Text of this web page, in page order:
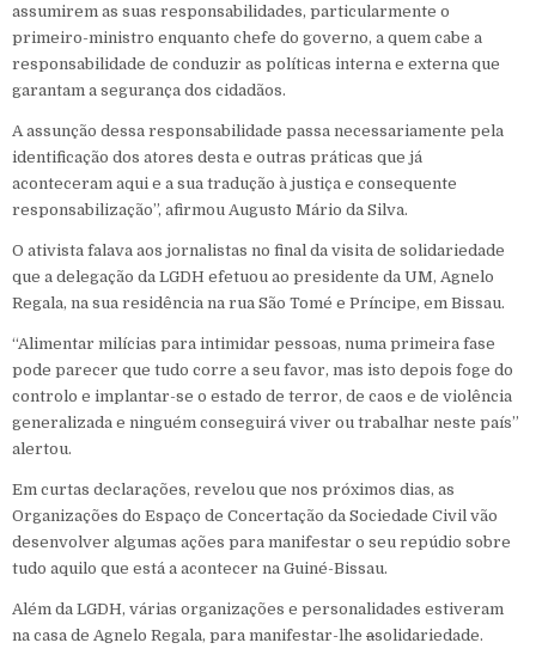
assumirem as suas responsabilidades, particularmente o
primeiro-ministro enquanto chefe do governo, a quem cabe a
responsabilidade de conduzir as políticas interna e externa que
garantam a segurança dos cidadãos.
A assunção dessa responsabilidade passa necessariamente pela
identificação dos atores desta e outras práticas que já
aconteceram aqui e a sua tradução à justiça e consequente
responsabilização”, afirmou Augusto Mário da Silva.
O ativista falava aos jornalistas no final da visita de solidariedade
que a delegação da LGDH efetuou ao presidente da UM, Agnelo
Regala, na sua residência na rua São Tomé e Príncipe, em Bissau.
“Alimentar milícias para intimidar pessoas, numa primeira fase
pode parecer que tudo corre a seu favor, mas isto depois foge do
controlo e implantar-se o estado de terror, de caos e de violência
generalizada e ninguém conseguirá viver ou trabalhar neste país”
alertou.
Em curtas declarações, revelou que nos próximos dias, as
Organizações do Espaço de Concertação da Sociedade Civil vão
desenvolver algumas ações para manifestar o seu repúdio sobre
tudo aquilo que está a acontecer na Guiné-Bissau.
Além da LGDH, várias organizações e personalidades estiveram
na casa de Agnelo Regala, para manifestar-lhe asolidariedade.